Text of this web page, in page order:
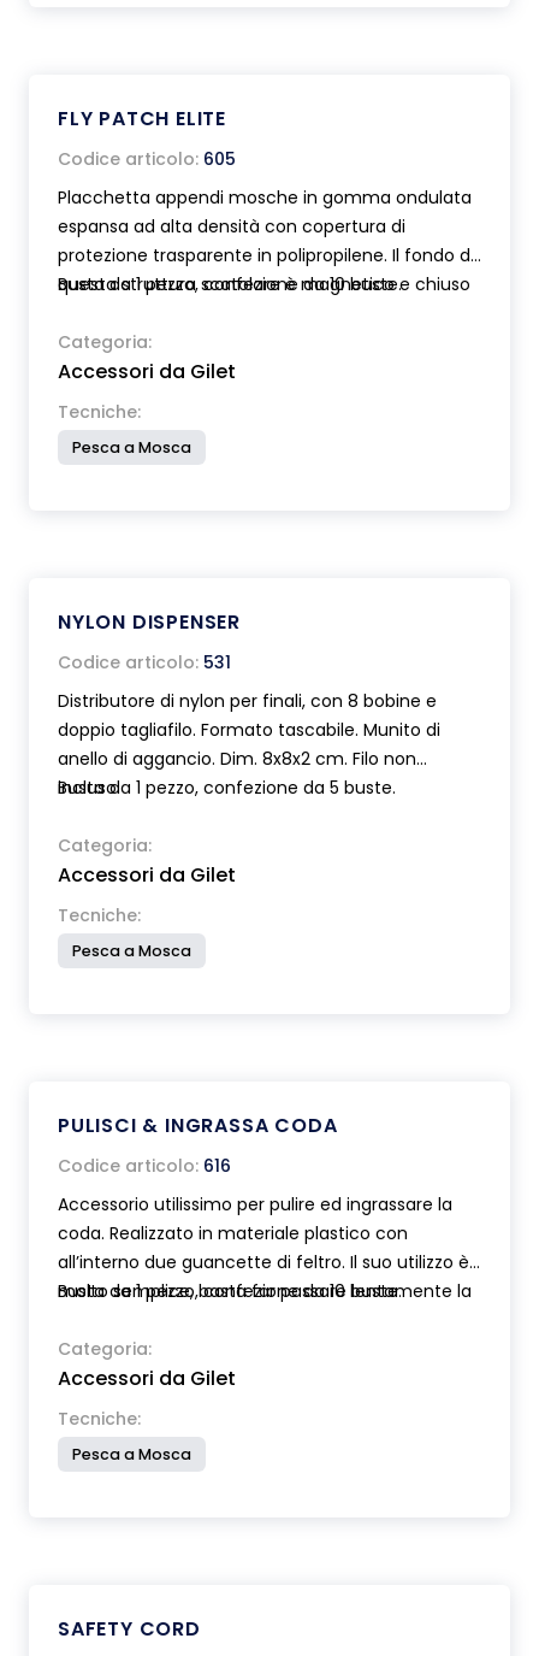
FLY PATCH ELITE
Codice articolo: 605
Placchetta appendi mosche in gomma ondulata
espansa ad alta densità con copertura di
protezione trasparente in polipropilene. Il fondo di
questa struttura scatolare è magnetico e chiuso
utilizzo si fissa al gilet per mezzo di una spilla di
sicurezza. Dim. mm 85X60.
Busta da 1 pezzo, confezione da 10 buste.
Categoria:
Accessori da Gilet
Tecniche:
Pesca a Mosca
NYLON DISPENSER
Codice articolo: 531
Distributore di nylon per finali, con 8 bobine e
doppio tagliafilo. Formato tascabile. Munito di
anello di aggancio. Dim. 8x8x2 cm. Filo non
incluso.
Busta da 1 pezzo, confezione da 5 buste.
Categoria:
Accessori da Gilet
Tecniche:
Pesca a Mosca
PULISCI & INGRASSA CODA
Codice articolo: 616
Accessorio utilissimo per pulire ed ingrassare la
coda. Realizzato in materiale plastico con
all’interno due guancette di feltro. Il suo utilizzo è
molto semplice, basta far passare lentamente la
precedentemente trattate col Fly line grease
art.464. La sua forma anatomica permette di
dosare in modo adeguato la forza da applicare.
Munito di foro per l'aggancio al gilet.
Busta da 1 pezzo, confezione da 10 buste.
Categoria:
Accessori da Gilet
Tecniche:
Pesca a Mosca
SAFETY CORD